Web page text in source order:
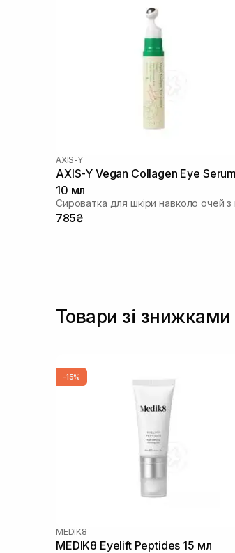
AXIS-Y
AXIS-Y Vegan Collagen Eye Serum
10 мл
785₴
Товари зі знижками
-15%
MEDIK8
MEDIK8 Eyelift Peptides 15 мл